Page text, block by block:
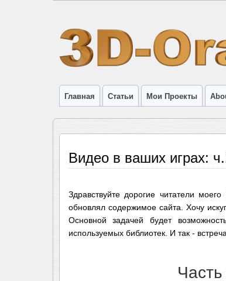
Главная Статьи Мои Проекты
Видео в ваших играх:
Здравствуйте дорогие читатели
обновлял содержимое сайта. Хочу
Основной задачей будет
используемых библиотек. И так -